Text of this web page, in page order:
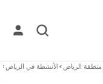
منطقة الرياض>الأنشطة في الرياض>